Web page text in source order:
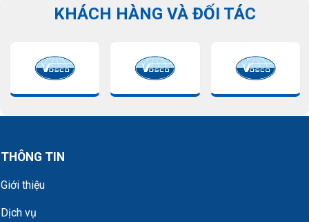
KHÁCH HÀNG VÀ ĐỐI TÁC
THÔNG TIN
Giới thiệu
Dịch vụ